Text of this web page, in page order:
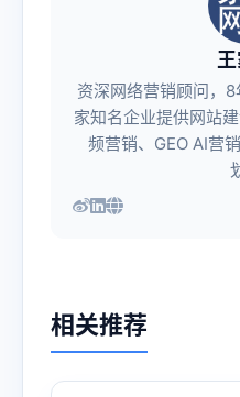
资深网络营销顾问，
家知名企业提供网站
频营销、GEO AI营
相关推荐